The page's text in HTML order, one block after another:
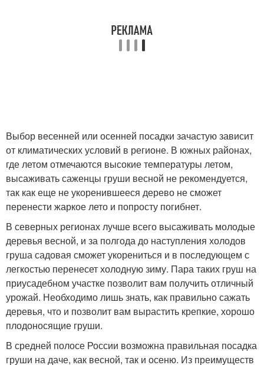
Выбор весенней или осенней посадки зачастую зависит
от климатических условий в регионе. В южных районах,
где летом отмечаются высокие температуры летом,
высаживать саженцы груши весной не рекомендуется,
так как еще не укоренившееся дерево не сможет
перенести жаркое лето и попросту погибнет.
В северных регионах лучше всего высаживать молодые
деревья весной, и за полгода до наступления холодов
груша садовая сможет укорениться и в последующем с
легкостью перенесет холодную зиму. Пара таких груш на
приусадебном участке позволит вам получить отличный
урожай. Необходимо лишь знать, как правильно сажать
деревья, что и позволит вам вырастить крепкие, хорошо
плодоносящие груши.
В средней полосе России возможна правильная посадка
груши на даче, как весной, так и осеню. Из преимуществ